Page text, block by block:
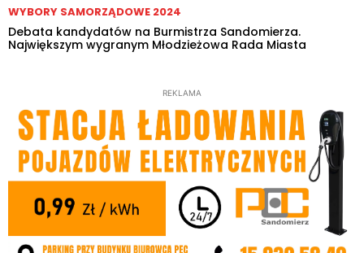
WYBORY SAMORZĄDOWE 2024
Debata kandydatów na Burmistrza Sandomierza.
Największym wygranym Młodzieżowa Rada Miasta
REKLAMA